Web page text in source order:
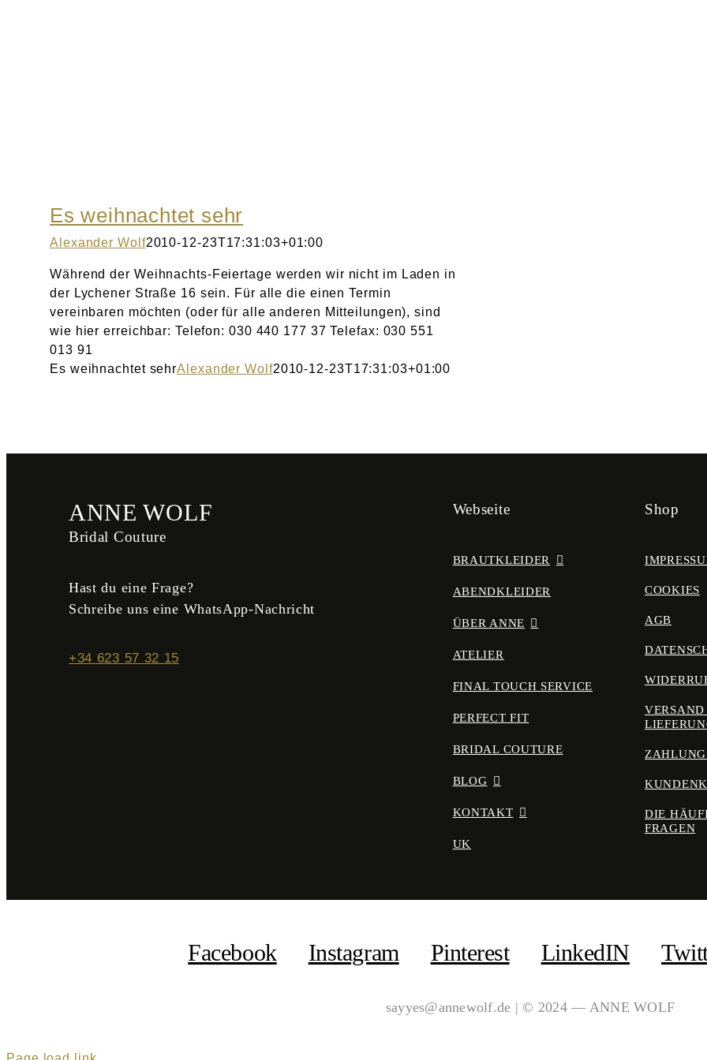
Es weihnachtet sehr
Alexander Wolf2010-12-23T17:31:03+01:00
Während der Weihnachts-Feiertage werden wir nicht im Laden in
der Lychener Straße 16 sein. Für alle die einen Termin
vereinbaren möchten (oder für alle anderen Mitteilungen), sind
wie hier erreichbar: Telefon: 030 440 177 37 Telefax: 030 551
013 91
Es weihnachtet sehrAlexander Wolf2010-12-23T17:31:03+01:00
ANNE WOLF
Bridal Couture
Hast du eine Frage?
Schreibe uns eine WhatsApp-Nachricht
+34 623 57 32 15
Webseite
BRAUTKLEIDER
ABENDKLEIDER
ÜBER ANNE
ATELIER
FINAL TOUCH SERVICE
PERFECT FIT
BRIDAL COUTURE
BLOG
KONTAKT
UK
Shop
COOKIES
AGB
DIE
FRAGEN
Facebook Instagram Pinterest LinkedIN
sayyes@annewolf.de | © 2024 — ANNE WOLF